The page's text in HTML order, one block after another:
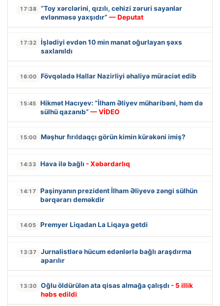
17:38
“Toy xərclərini, qızılı, cehizi zəruri sayanlar
evlənməsə yaxşıdır” — Deputat
17:32
İşlədiyi evdən 10 min manat oğurlayan şəxs
saxlanıldı
16:00 Fövqəladə Hallar Nazirliyi əhaliyə müraciət edib
15:45
Hikmət Hacıyev: “İlham Əliyev müharibəni, həm də
sülhü qazanıb” — VİDEO
15:00 Məşhur fırıldaqçı görün kimin kürəkəni imiş?
14:33 Hava ilə bağlı - Xəbərdarlıq
14:17
Paşinyanın prezident İlham Əliyevə zəngi sülhün
bərqərarı deməkdir
14:05 Premyer Liqadan La Liqaya getdi
13:37
Jurnalistlərə hücum edənlərlə bağlı araşdırma
aparılır
13:30 Oğlu öldürülən ata qisas almağa çalışdı - 5 illik
həbs edildi